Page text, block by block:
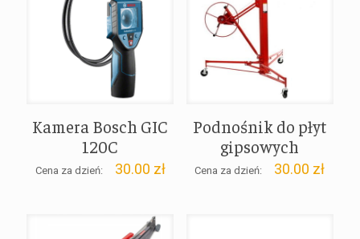
Kamera Bosch GIC
120C
Cena za dzień: 30.00 zł
Podnośnik do płyt
gipsowych
Cena za dzień: 30.00 zł